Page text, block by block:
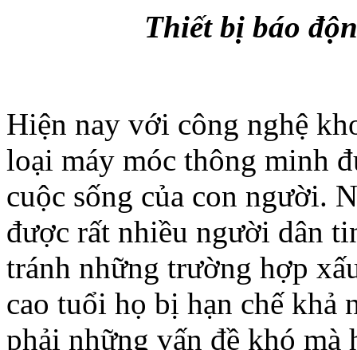
Thiết bị báo
Hiện nay với công nghệ
loại máy móc thông minh
cuộc sống của con người.
được rất nhiều người dân
tránh những trường hợp
cao tuổi họ bị hạn chế khả
phải những vấn đề khó